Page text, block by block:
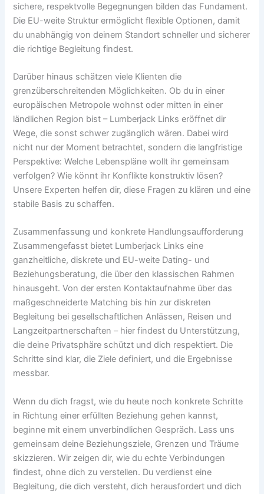
sichere, respektvolle Begegnungen bilden das Fundament.
Die EU-weite Struktur ermöglicht flexible Optionen, damit
du unabhängig von deinem Standort schneller und sicherer
die richtige Begleitung findest.
Darüber hinaus schätzen viele Klienten die
grenzüberschreitenden Möglichkeiten. Ob du in einer
europäischen Metropole wohnst oder mitten in einer
ländlichen Region bist – Lumberjack Links eröffnet dir
Wege, die sonst schwer zugänglich wären. Dabei wird
nicht nur der Moment betrachtet, sondern die langfristige
Perspektive: Welche Lebenspläne wollt ihr gemeinsam
verfolgen? Wie könnt ihr Konflikte konstruktiv lösen?
Unsere Experten helfen dir, diese Fragen zu klären und eine
stabile Basis zu schaffen.
Zusammenfassung und konkrete Handlungsaufforderung
Zusammengefasst bietet Lumberjack Links eine
ganzheitliche, diskrete und EU-weite Dating- und
Beziehungsberatung, die über den klassischen Rahmen
hinausgeht. Von der ersten Kontaktaufnahme über das
maßgeschneiderte Matching bis hin zur diskreten
Begleitung bei gesellschaftlichen Anlässen, Reisen und
Langzeitpartnerschaften – hier findest du Unterstützung,
die deine Privatsphäre schützt und dich respektiert. Die
Schritte sind klar, die Ziele definiert, und die Ergebnisse
messbar.
Wenn du dich fragst, wie du heute noch konkrete Schritte
in Richtung einer erfüllten Beziehung gehen kannst,
beginne mit einem unverbindlichen Gespräch. Lass uns
gemeinsam deine Beziehungsziele, Grenzen und Träume
skizzieren. Wir zeigen dir, wie du echte Verbindungen
findest, ohne dich zu verstellen. Du verdienst eine
Begleitung, die dich versteht, dich herausfordert und dich